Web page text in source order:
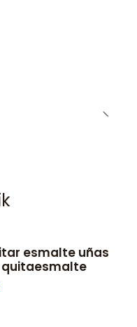
esmalte uñas
quitaesmalte